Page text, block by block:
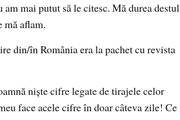
mai putut să le citesc. Mă durea destul
mă aflam.
din/în România era la pachet cu revista
niște cifre legate de tirajele celor
face acele cifre în doar câteva zile! Ce